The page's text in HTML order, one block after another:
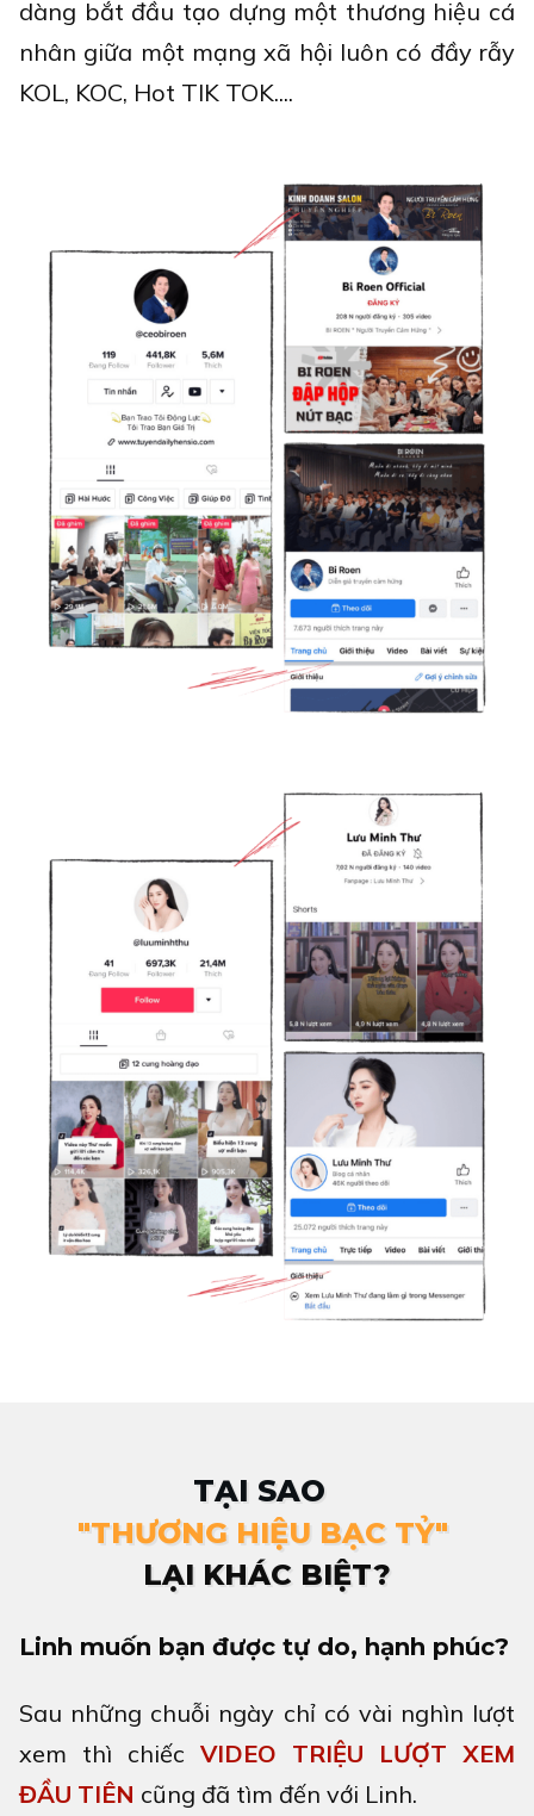
dàng bắt đầu tạo dựng một thương hiệu cá
nhân giữa một mạng xã hội luôn có đầy rẫy
KOL, KOC, Hot TIK TOK....
TẠI SAO
"THƯƠNG HIỆU BẠC TỶ"
LẠI KHÁC BIỆT?
Linh muốn bạn được tự do, hạnh phúc?
Sau những chuỗi ngày chỉ có vài nghìn lượt
xem thì chiếc VIDEO TRIỆU LƯỢT XEM
ĐẦU TIÊN cũng đã tìm đến với Linh.